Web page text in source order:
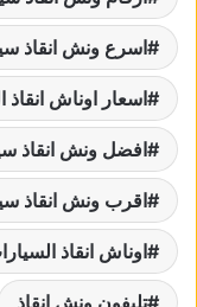
اسرع ونش انقاذ
اسعار اوناش انقاذ
افضل ونش انقاذ
اقرب ونش انقاذ
اوناش انقاذ